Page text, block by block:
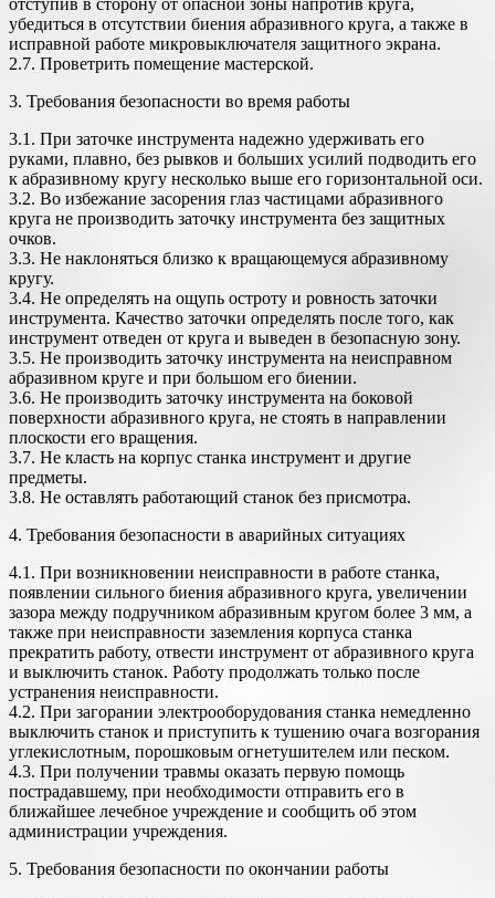
отступив в сторону от опасной зоны напротив круга,
убедиться в отсутствии биения абразивного круга, а также в
исправной работе микровыключателя защит­ного экрана.
2.7. Проветрить помещение мастерской.
3. Требования безопасности во время работы
3.1. При заточке инструмента надежно удерживать его
руками, плавно, без рывков и больших усилий подводить его
к абразивному кругу несколь­ко выше его горизонтальной оси.
3.2. Во избежание засорения глаз частицами абразивного
круга не про­изводить заточку инструмента без защитных
очков.
3.3. Не наклоняться близко к вращающемуся абразивному
кругу.
3.4. Не определять на ощупь остроту и ровность заточки
инструмента. Качество заточки определять после того, как
инструмент отведен от круга и выведен в безопасную зону.
3.5. Не производить заточку инструмента на неисправном
абразивном круге и при большом его биении.
3.6. Не производить заточку инструмента на боковой
поверхности абразивного круга, не стоять в направлении
плоскости его вращения.
3.7. Не класть на корпус станка инструмент и другие
предметы.
3.8. Не оставлять работающий станок без присмотра.
4. Требования безопасности в аварийных ситуациях
4.1. При возникновении неисправности в работе станка,
появлении сильного биения абразивного круга, увеличении
зазора между подручником абразивным кругом более 3 мм, а
также при неисправности заземления корпуса станка
прекратить работу, отвести инструмент от абразивного круга
и выключить станок. Работу продолжать только после
устране­ния неисправности.
4.2. При загорании электрооборудования станка немедленно
выключить станок и приступить к тушению очага возгорания
углекислотным, порошковым огнетушителем или песком.
4.3. При получении травмы оказать первую помощь
пострадавшему, при необходимости отправить его в
ближайшее лечебное учреждение и сообщить об этом
администрации учреждения.
5. Требования безопасности по окончании работы